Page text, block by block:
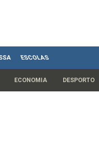
ESCOLAS
ECONOMIA DESPORTO